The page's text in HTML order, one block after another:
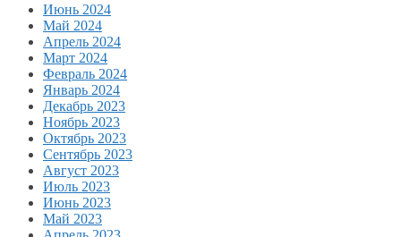
Июнь 2024
Май 2024
Апрель 2024
Март 2024
Февраль 2024
Январь 2024
Декабрь 2023
Ноябрь 2023
Октябрь 2023
Сентябрь 2023
Август 2023
Июль 2023
Июнь 2023
Май 2023